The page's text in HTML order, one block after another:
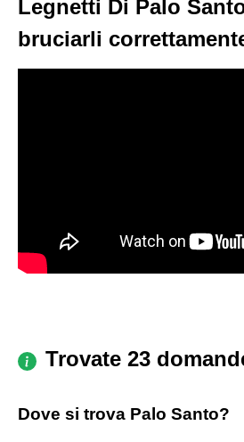
Legnetti Di Palo
bruciarli
Trovate 23
Dove si trova Palo Santo?